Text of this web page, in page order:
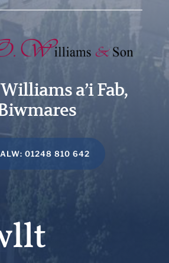
a’i Fab,
01248 810 642